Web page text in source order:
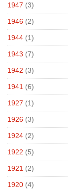
1947 (3)
1946 (2)
1944 (1)
1943 (7)
1942 (3)
1941 (6)
1927 (1)
1926 (3)
1924 (2)
1922 (5)
1921 (2)
1920 (4)